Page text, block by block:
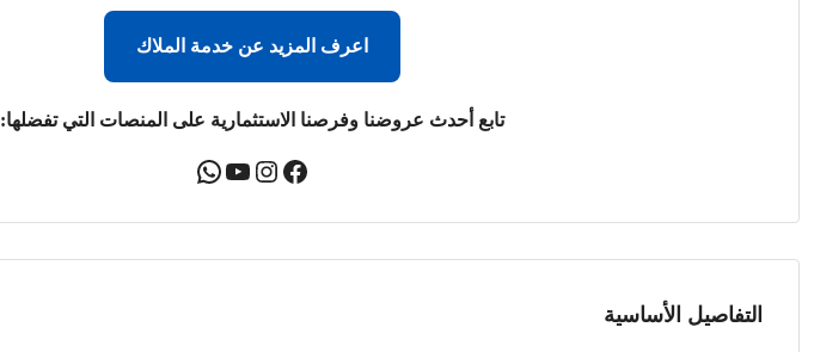
اعرف المزيد عن خدمة الملاك
تابع أحدث عروضنا وفرصنا الاستثمارية على المنصات التي تفضلها:
التفاصيل الأساسية